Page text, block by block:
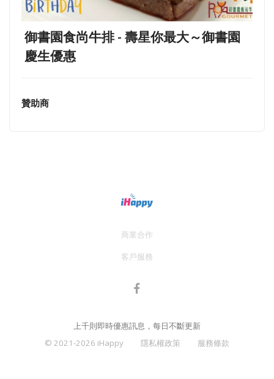
御書園食尚牛排 - 壽星你最大～御書園
慶生優惠
贊助商
商業合作
客戶服務
上千則即時優惠訊息，每日不斷更新
© 2021-2026 iHappy
隱私權政策 服務條款